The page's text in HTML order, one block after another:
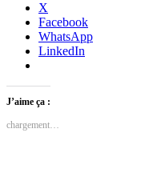
X
Facebook
WhatsApp
LinkedIn
J’aime ça :
chargement…